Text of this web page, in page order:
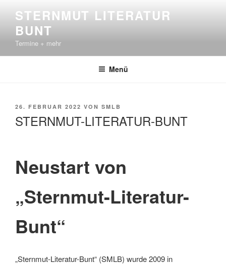
Inhalt
springen
STERNMUT LITERATUR
BUNT
Termine + mehr
Menü
VERÖFFENTLICHT
26. FEBRUAR 2022 VON SMLB
STERNMUT-LITERATUR-BUNT
Neustart von
„Sternmut-Literatur-
Bunt“
„Sternmut-Literatur-Bunt“ (SMLB) wurde 2009 in